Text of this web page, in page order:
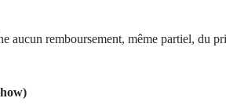
aucun remboursement, même partiel, du